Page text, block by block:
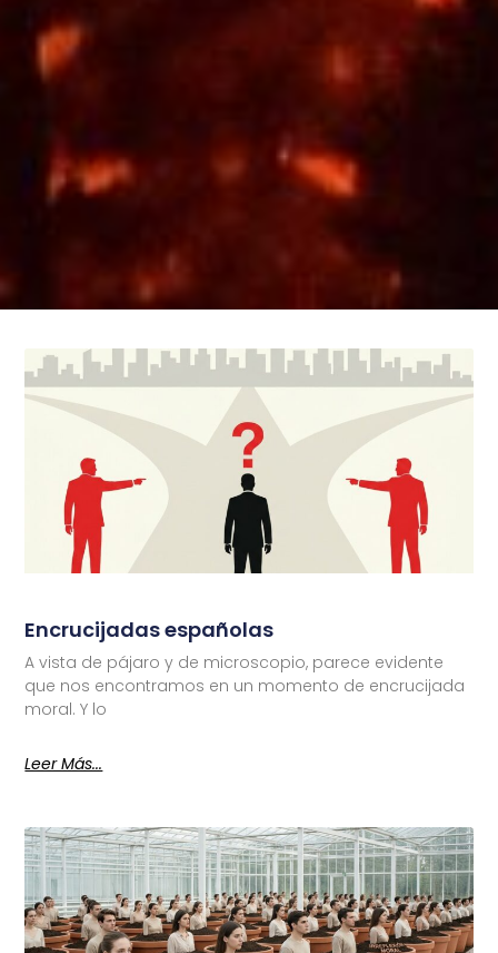
Encrucijadas españolas
A vista de pájaro y de microscopio, parece evidente
que nos encontramos en un momento de encrucijada
moral. Y lo
Leer Más...